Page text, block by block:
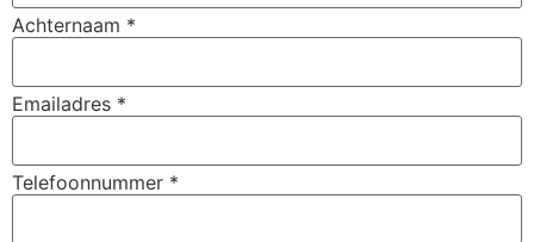
Achternaam *
Emailadres *
Telefoonnummer *